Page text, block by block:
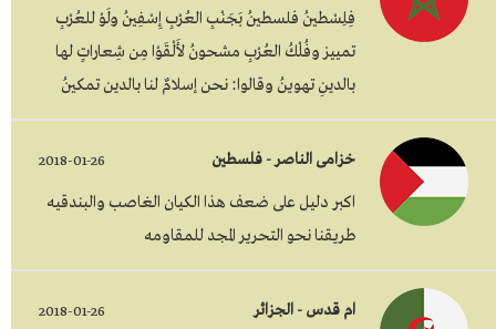
فِلِسْطينُ فلسطينُ بَجَنْبِ العُرْبِ إِسْفِينُ ولَوْ للعُرْبِ
تمييز وفُلْكُ العُرْبِ مشحونُ لأَلْقَوْا مِن شِعاراتٍ لها
بالدينِ تهوينُ وقالوا: نحن إسلامٌ لنا بالدين تمكينُ
خزامى الناصر - فلسطين 2018-01-26
اكبر دليل على ضعف هذا الكيان الغاصب والبندقيه
طريقنا نحو التحرير المجد للمقاومه
ام قدس - الجزائر 2018-01-26